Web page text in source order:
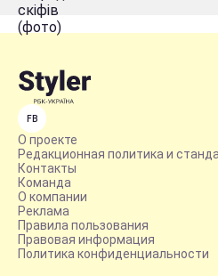
FB
О проекте
Редакционная политика и
Контакты
Команда
О компании
Реклама
Правила пользования
Правовая информация
Политика конфиденциальности